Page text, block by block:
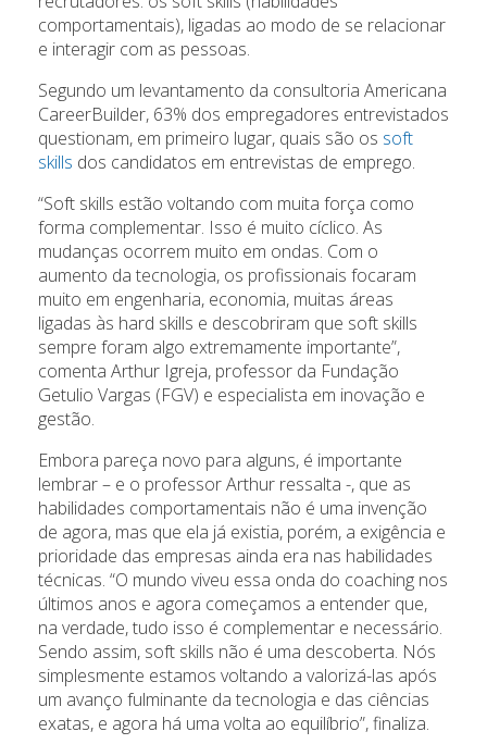
comportamentais), ligadas ao modo de se relacionar
e interagir com as pessoas.
Segundo um levantamento da consultoria Americana
CareerBuilder, 63% dos empregadores entrevistados
questionam, em primeiro lugar, quais são os soft
skills dos candidatos em entrevistas de emprego.
“Soft skills estão voltando com muita força como
forma complementar. Isso é muito cíclico. As
mudanças ocorrem muito em ondas. Com o
aumento da tecnologia, os profissionais focaram
muito em engenharia, economia, muitas áreas
ligadas às hard skills e descobriram que soft skills
sempre foram algo extremamente importante”,
comenta Arthur Igreja, professor da Fundação
Getulio Vargas (FGV) e especialista em inovação e
gestão.
Embora pareça novo para alguns, é importante
lembrar – e o professor Arthur ressalta -, que as
habilidades comportamentais não é uma invenção
de agora, mas que ela já existia, porém, a exigência e
prioridade das empresas ainda era nas habilidades
técnicas. “O mundo viveu essa onda do coaching nos
últimos anos e agora começamos a entender que,
na verdade, tudo isso é complementar e necessário.
Sendo assim, soft skills não é uma descoberta. Nós
simplesmente estamos voltando a valorizá-las após
um avanço fulminante da tecnologia e das ciências
exatas, e agora há uma volta ao equilíbrio”, finaliza.